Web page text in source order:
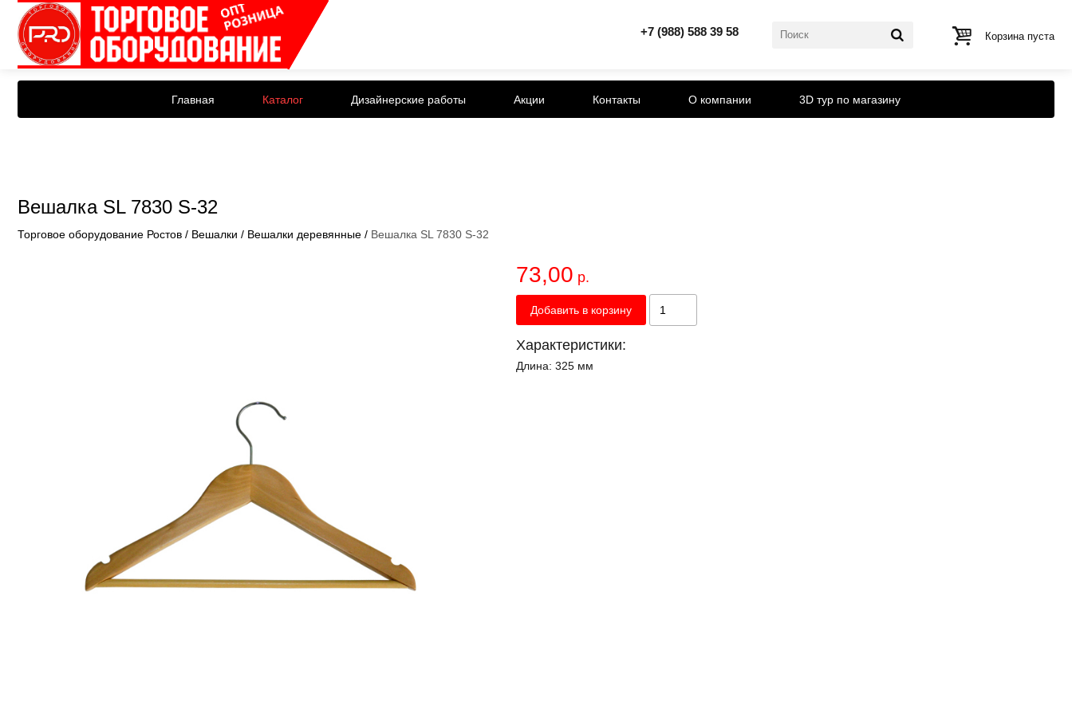
Корзина пуста
+7 (988) 588 39 58
Главная Каталог Дизайнерские работы Акции Контакты О компании 3D тур по магазину
Вешалка SL 7830 S-32
Торговое оборудование Ростов / Вешалки / Вешалки деревянные / Вешалка SL 7830 S-32
73,00 р.
Добавить в корзину
Характеристики:
Длина: 325 мм